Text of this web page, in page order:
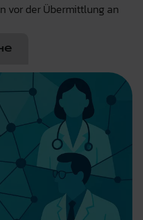
vor der Übermittlung an